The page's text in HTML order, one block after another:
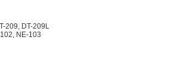
209, DT-209L
NE-103